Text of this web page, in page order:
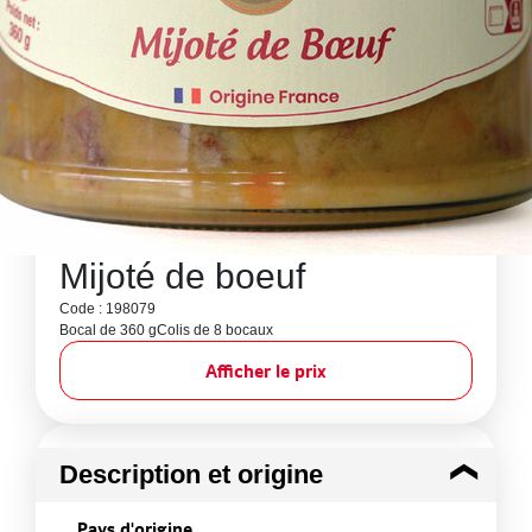
Mijoté de boeuf
Code : 198079
Bocal de 360 gColis de 8 bocaux
Afficher le prix
Description et origine